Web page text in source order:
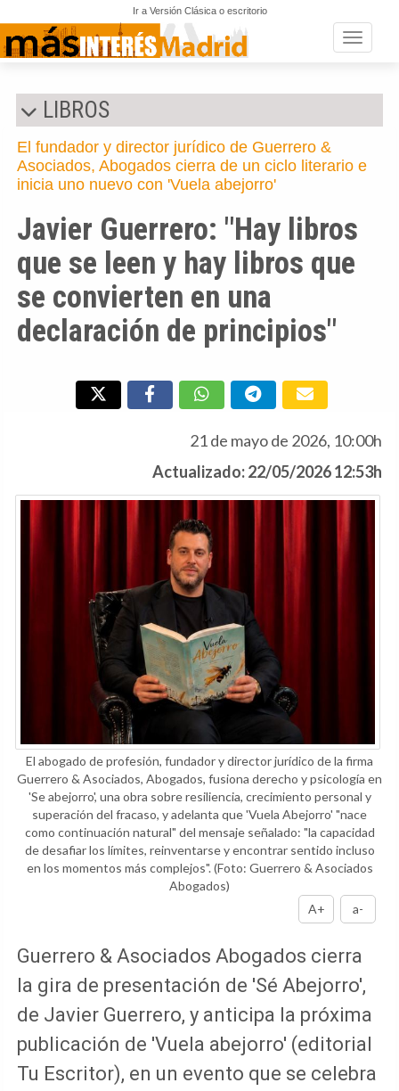
Ir a Versión Clásica o escritorio
Toggle
LIBROS
El fundador y director jurídico de Guerrero &
Asociados, Abogados cierra de un ciclo literario e
inicia uno nuevo con 'Vuela abejorro'
Javier Guerrero: "Hay libros
que se leen y hay libros que
se convierten en una
declaración de principios"
21 de mayo de 2026, 10:00h
Actualizado: 22/05/2026 12:53h
El abogado de profesión, fundador y director jurídico de la firma
Guerrero & Asociados, Abogados, fusiona derecho y psicología en
'Se abejorro', una obra sobre resiliencia, crecimiento personal y
superación del fracaso, y adelanta que 'Vuela Abejorro' "nace
como continuación natural" del mensaje señalado: "la capacidad
de desafiar los límites, reinventarse y encontrar sentido incluso
en los momentos más complejos".(Foto: Guerrero & Asociados
Abogados)
A+
a-
Guerrero & Asociados Abogados cierra
la gira de presentación de 'Sé Abejorro',
de Javier Guerrero, y anticipa la próxima
publicación de 'Vuela abejorro' (editorial
Tu Escritor), en un evento que se celebra